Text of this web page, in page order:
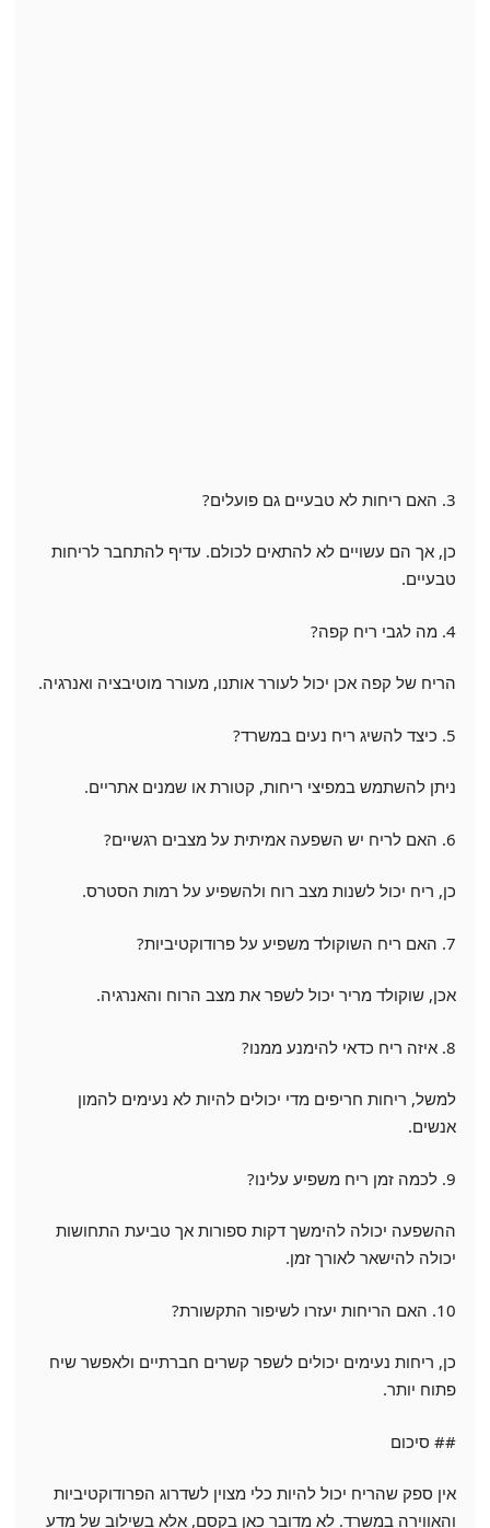
3. האם ריחות לא טבעיים גם פועלים?
כן, אך הם עשויים לא להתאים לכולם. עדיף להתחבר לריחות
טבעיים.
4. מה לגבי ריח קפה?
הריח של קפה אכן יכול לעורר אותנו, מעורר מוטיבציה ואנרגיה.
5. כיצד להשיג ריח נעים במשרד?
ניתן להשתמש במפיצי ריחות, קטורת או שמנים אתריים.
6. האם לריח יש השפעה אמיתית על מצבים רגשיים?
כן, ריח יכול לשנות מצב רוח ולהשפיע על רמות הסטרס.
7. האם ריח השוקולד משפיע על פרודוקטיביות?
אכן, שוקולד מריר יכול לשפר את מצב הרוח והאנרגיה.
8. איזה ריח כדאי להימנע ממנו?
למשל, ריחות חריפים מדי יכולים להיות לא נעימים להמון
אנשים.
9. לכמה זמן ריח משפיע עלינו?
ההשפעה יכולה להימשך דקות ספורות אך טביעת התחושות
יכולה להישאר לאורך זמן.
10. האם הריחות יעזרו לשיפור התקשורת?
כן, ריחות נעימים יכולים לשפר קשרים חברתיים ולאפשר שיח
פתוח יותר.
## סיכום
אין ספק שהריח יכול להיות כלי מצוין לשדרוג הפרודוקטיביות
והאווירה במשרד. לא מדובר כאן בקסם, אלא בשילוב של מדע